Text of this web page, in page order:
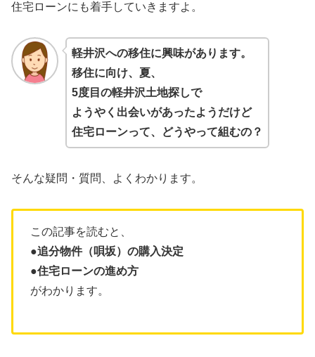
住宅ローンにも着手していきますよ。
軽井沢への移住に興味があります。
移住に向け、夏、
5度目の軽井沢土地探しで
ようやく出会いがあったようだけど
住宅ローンって、どうやって組むの？
そんな疑問・質問、よくわかります。
この記事を読むと、
●追分物件（唄坂）の購入決定
●住宅ローンの進め方
がわかります。